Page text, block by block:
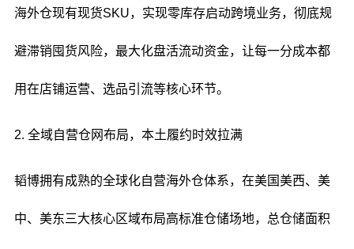
海外仓现有现货SKU，实现零库存启动跨境业务，彻底规
避滞销囤货风险，最大化盘活流动资金，让每一分成本都
用在店铺运营、选品引流等核心环节。
2. 全域自营仓网布局，本土履约时效拉满
韬博拥有成熟的全球化自营海外仓体系，在美国美西、美
中、美东三大核心区域布局高标准仓储场地，总仓储面积